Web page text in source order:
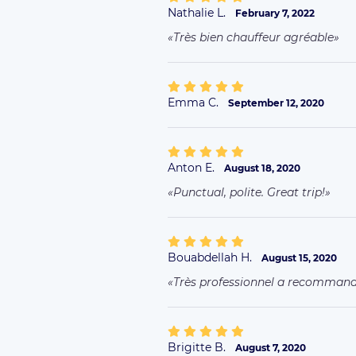
Nathalie L. February 7, 2022
Très bien chauffeur agréable
Emma C. September 12, 2020
Anton E. August 18, 2020
Punctual, polite. Great trip!
Bouabdellah H. August 15, 2020
Très professionnel a
Brigitte B. August 7, 2020